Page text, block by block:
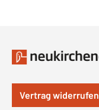
Vertrag widerrufen